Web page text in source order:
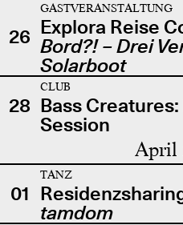
26
GASTVERANSTALTUNG
Explora Reise
Bord?! – Drei
Solarboot
28
CLUB
Bass
Session
April
01
TANZ
tamdom